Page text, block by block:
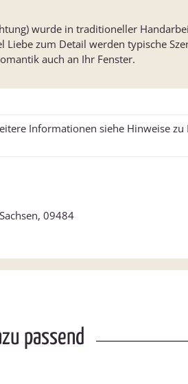
wurde in traditioneller
zum Detail werden typische
auch an Ihr Fenster.
Informationen siehe Hinweise
09484
passend